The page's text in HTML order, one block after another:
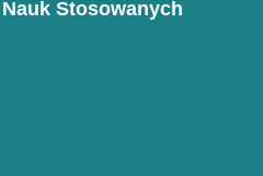
Stosowanych